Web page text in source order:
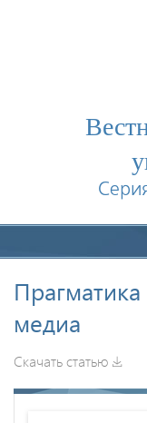
медиа
Скачать статью